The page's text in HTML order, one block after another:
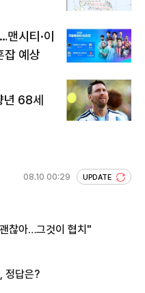
맨시티·이
잡 예상
68세
08.10 00:29 UPDATE
찮아…그것이 협치"
정답은?